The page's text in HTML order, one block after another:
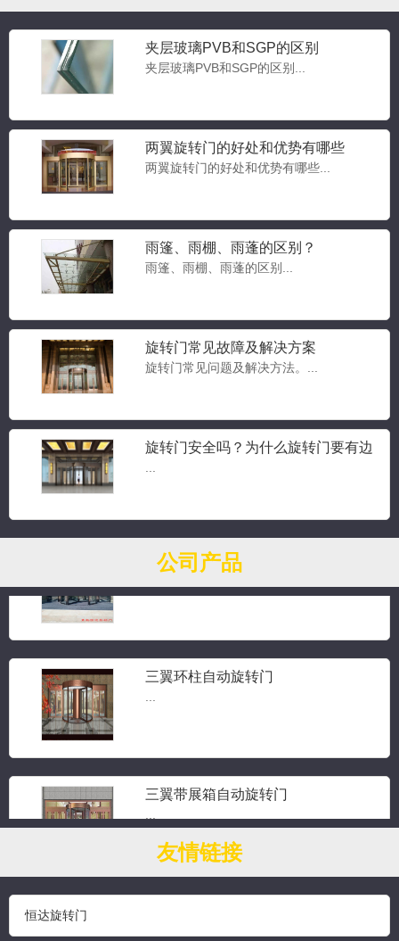
夹层玻璃PVB和SGP的区别
夹层玻璃PVB和SGP的区别...
两翼旋转门的好处和优势有哪些
两翼旋转门的好处和优势有哪些...
雨篷、雨棚、雨蓬的区别？
雨篷、雨棚、雨蓬的区别...
旋转门常见故障及解决方案
旋转门常见问题及解决方法。...
旋转门安全吗？为什么旋转门要有边
公司产品
豪华三翼自动旋转门
三翼旋转门...
三翼手动旋转门
三翼旋转门...
三翼环柱自动旋转门
三翼带展箱自动旋转门
友情链接
恒达旋转门